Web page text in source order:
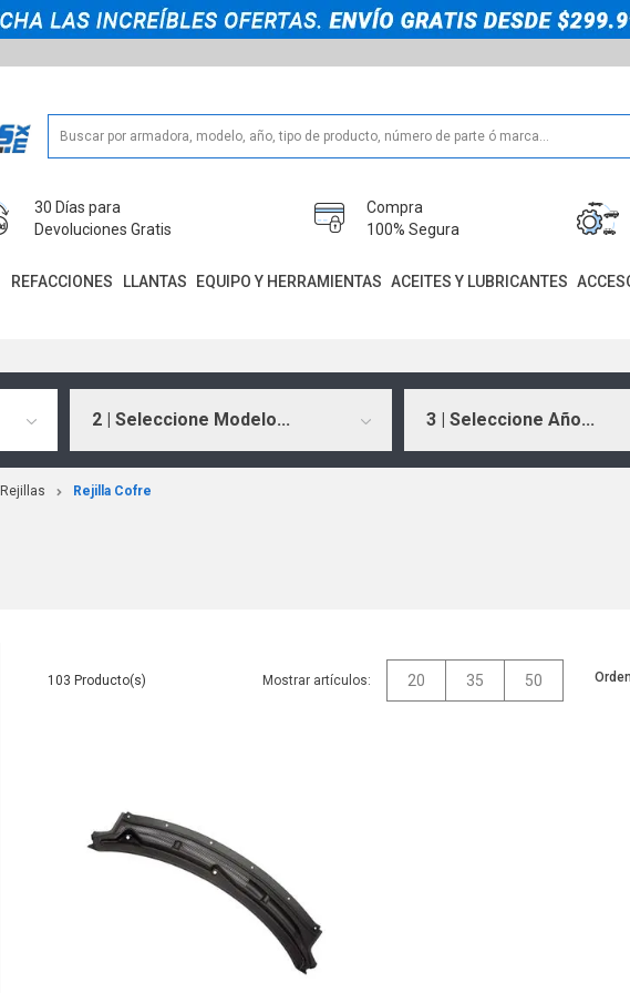
30 Días para
Devoluciones Gratis
Compra
100% Segura
REFACCIONES LLANTAS EQUIPO Y HERRAMIENTAS ACEITES Y LUBRICANTES
2 | Seleccione Modelo... 3 | Seleccione Año...
Rejillas Rejilla Cofre
103 Mostrar artículos: 20 35 50